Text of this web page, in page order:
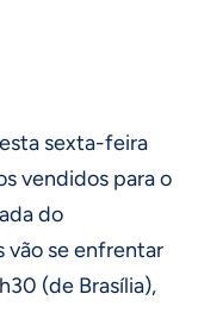
sexta-feira
vendidos para o
do
vão se enfrentar
(de Brasília),